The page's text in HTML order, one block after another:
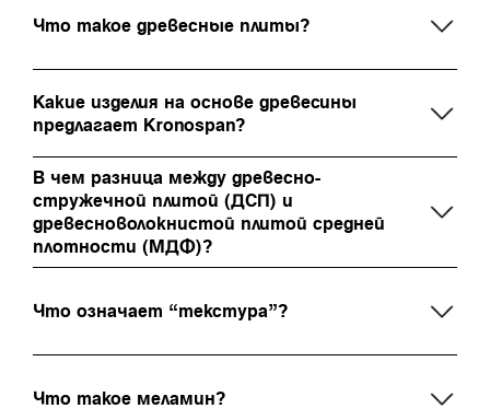
Что такое древесные плиты?
Какие изделия на основе древесины
предлагает Kronospan?
В чем разница между древесно-
стружечной плитой (ДСП) и
древесноволокнистой плитой средней
плотности (МДФ)?
Что означает “текстура”?
Что такое меламин?